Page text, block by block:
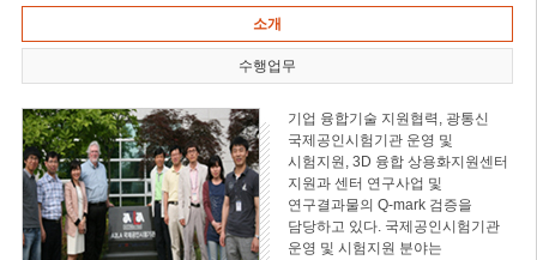
소개
수행업무
기업 융합기술 지원협력, 광통신
국제공인시험기관 운영 및
시험지원, 3D 융합 상용화지원센터
지원과 센터 연구사업 및
연구결과물의 Q-mark 검증을
담당하고 있다. 국제공인시험기관
운영 및 시험지원 분야는